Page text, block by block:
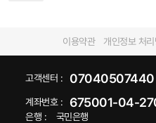
이용약관 개인정보 처
고객센터 : 07040507440
계좌번호 : 675001-04-
은행 :
국민은행